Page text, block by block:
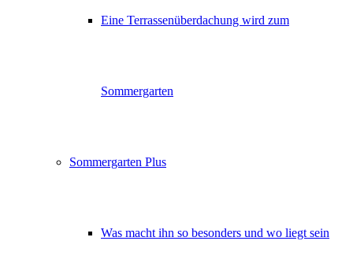
Eine Terrassenüberdachung wird zum
Sommergarten
Sommergarten Plus
Was macht ihn so besonders und wo liegt sein